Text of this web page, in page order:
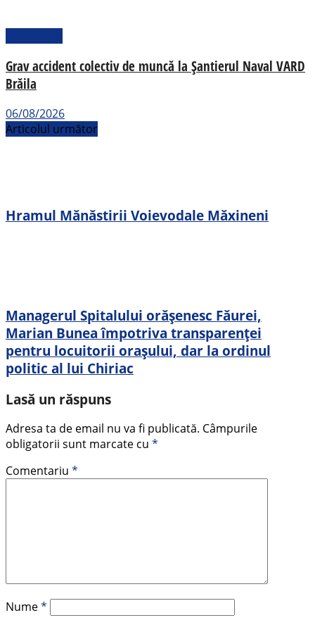
Grav accident colectiv de muncă la Șantierul Naval VARD
Brăila
06/08/2026
Articolul următor
Hramul Mănăstirii Voievodale Măxineni
Managerul Spitalului orășenesc Făurei,
Marian Bunea împotriva transparenței
pentru locuitorii orașului, dar la ordinul
politic al lui Chiriac
Lasă un răspuns
Adresa ta de email nu va fi publicată. Câmpurile
obligatorii sunt marcate cu *
Comentariu *
Nume*